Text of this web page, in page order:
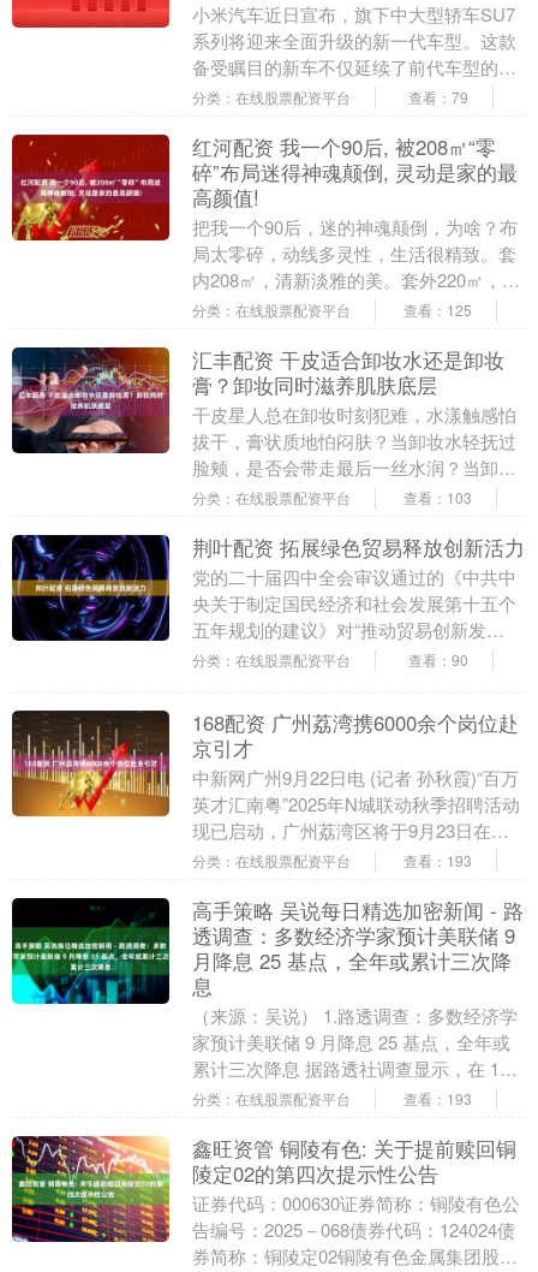
小米汽车近日宣布，旗下中大型轿车SU7
系列将迎来全面升级的新一代车型。这款
备受瞩目的新车不仅延续了前代车型的市
场热度，更通过多项技术革新与配置升
分类：在线股票配资平台 查看：79
红河配资 我一个90后, 被208㎡“零
碎”布局迷得神魂颠倒, 灵动是家的最
高颜值!
把我一个90后，迷的神魂颠倒，为啥？布
局太零碎，动线多灵性，生活很精致。套
内208㎡，清新淡雅的美。套外220㎡，公
摊8.18%好漂亮，太稀罕它的朴实无华！
分类：在线股票配资平台 查看：125
汇丰配资 干皮适合卸妆水还是卸妆
膏？卸妆同时滋养肌肤底层
干皮星人总在卸妆时刻犯难，水漾触感怕
拔干，膏状质地怕闷肤？当卸妆水轻抚过
脸颊，是否会带走最后一丝水润？当卸妆
膏在指尖融化，能否在清洁同时锁住柔
分类：在线股票配资平台 查看：103
荆叶配资 拓展绿色贸易释放创新活力
党的二十届四中全会审议通过的《中共中
央关于制定国民经济和社会发展第十五个
五年规划的建议》对“推动贸易创新发
展”作出部署，强调“拓展中间品贸易、绿
分类：在线股票配资平台 查看：90
168配资 广州荔湾携6000余个岗位赴
京引才
中新网广州9月22日电 (记者 孙秋霞)“百万
英才汇南粤”2025年N城联动秋季招聘活动
现已启动，广州荔湾区将于9月23日在中
国人民大学、9月24日在北京工业大....
分类：在线股票配资平台 查看：193
高手策略 吴说每日精选加密新闻 - 路
透调查：多数经济学家预计美联储 9
月降息 25 基点，全年或累计三次降
息
（来源：吴说） 1.路透调查：多数经济学
家预计美联储 9 月降息 25 基点，全年或
累计三次降息 据路透社调查显示，在 107
位经济学家中，105 位预计美联....
分类：在线股票配资平台 查看：193
鑫旺资管 铜陵有色: 关于提前赎回铜
陵定02的第四次提示性公告
证券代码：000630证券简称：铜陵有色公
告编号：2025－068债券代码：124024债
券简称：铜陵定02铜陵有色金属集团股份